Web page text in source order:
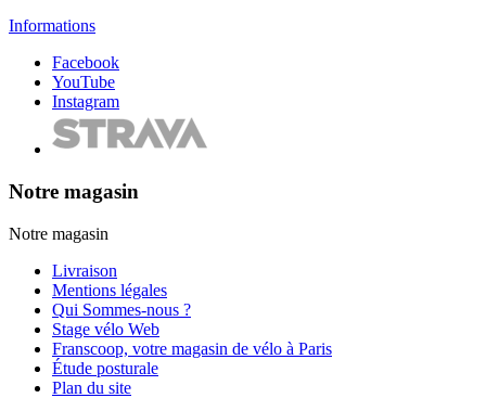
Informations
Facebook
YouTube
Instagram
Notre magasin
Notre magasin
Livraison
Mentions légales
Qui Sommes-nous ?
Stage vélo Web
Franscoop, votre magasin de vélo à Paris
Étude posturale
Plan du site